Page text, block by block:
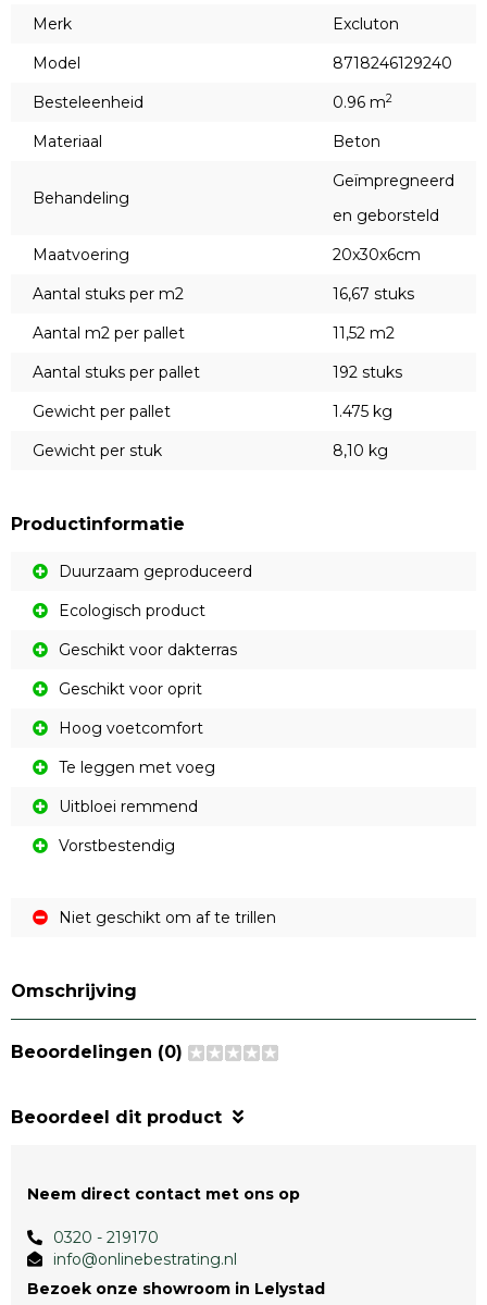
Merk
Excluton
Model
8718246129240
Besteleenheid
0.96 m2
Materiaal Beton
Behandeling
Geïmpregneerd
en geborsteld
Maatvoering
20x30x6cm
Aantal stuks per m2
16,67 stuks
Aantal m2 per pallet
11,52 m2
Aantal stuks per pallet
192 stuks
Gewicht per pallet
1.475 kg
Gewicht per stuk
8,10 kg
Productinformatie
Duurzaam geproduceerd
Ecologisch product
Geschikt voor dakterras
Geschikt voor oprit
Hoog voetcomfort
Te leggen met voeg
Uitbloei remmend
Vorstbestendig
Niet geschikt om af te trillen
Omschrijving
Beoordelingen (0)
Beoordeel dit product
Neem direct contact met ons op
0320 - 219170
info@onlinebestrating.nl
Bezoek onze showroom in Lelystad